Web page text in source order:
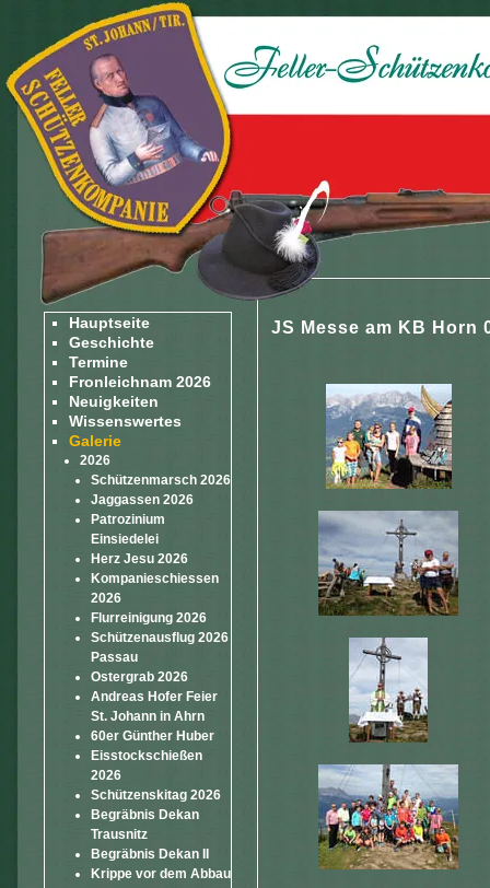
Hauptseite
Geschichte
Termine
Fronleichnam 2026
Neuigkeiten
Wissenswertes
Galerie
2026
Schützenmarsch 2026
Jaggassen 2026
Patrozinium
Einsiedelei
Herz Jesu 2026
Kompanieschiessen
2026
Flurreinigung 2026
Schützenausflug 2026
Passau
Ostergrab 2026
Andreas Hofer Feier
St. Johann in Ahrn
60er Günther Huber
Eisstockschießen
2026
Schützenskitag 2026
Begräbnis Dekan
Trausnitz
Begräbnis Dekan II
Krippe vor dem Abbau
JS Messe am KB Horn